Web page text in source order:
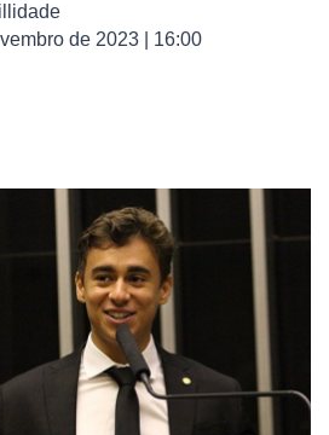
de 2023 | 16:00